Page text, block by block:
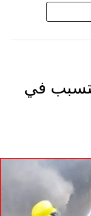
بحي
المشتبه به
في خصوص
في